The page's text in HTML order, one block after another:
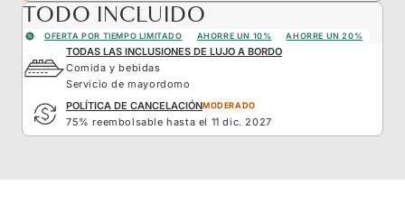
TODO INCLUIDO
OFERTA POR TIEMPO LIMITADO AHORRE UN 10% AHORRE UN 20%
TODAS LAS INCLUSIONES DE LUJO A BORDO
Comida y bebidas
Servicio de mayordomo
POLÍTICA DE CANCELACIÓNMODERADO
75% reembolsable hasta el 11 dic. 2027